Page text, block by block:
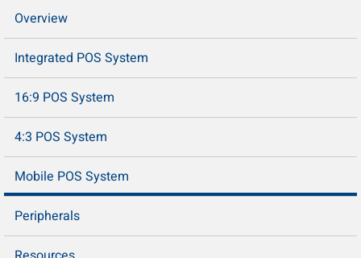
Overview
Integrated POS System
16:9 POS System
4:3 POS System
Mobile POS System
Peripherals